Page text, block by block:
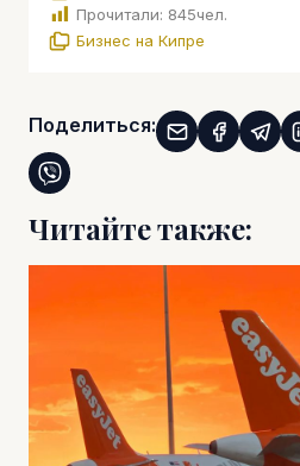
Прочитали: 845чел.
Бизнес на Кипре
Поделиться:
Читайте также: